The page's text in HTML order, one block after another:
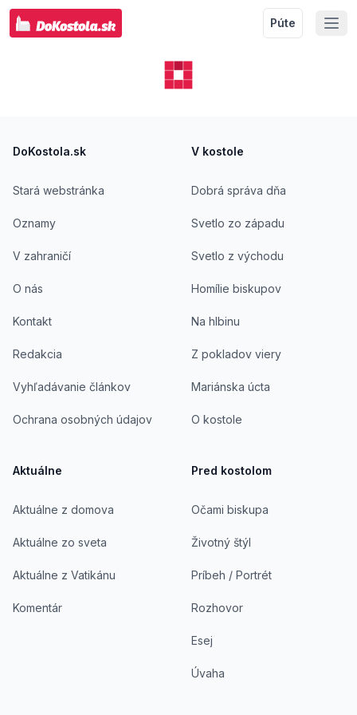
Púte
DoKostola.sk
Stará webstránka
Oznamy
V zahraničí
O nás
Kontakt
Redakcia
Vyhľadávanie článkov
Ochrana osobných údajov
Aktuálne
Aktuálne z domova
Aktuálne zo sveta
Aktuálne z Vatikánu
Komentár
V kostole
Dobrá správa dňa
Svetlo zo západu
Svetlo z východu
Homílie biskupov
Na hlbinu
Z pokladov viery
Mariánska úcta
O kostole
Pred kostolom
Očami biskupa
Životný štýl
Príbeh / Portrét
Rozhovor
Esej
Úvaha